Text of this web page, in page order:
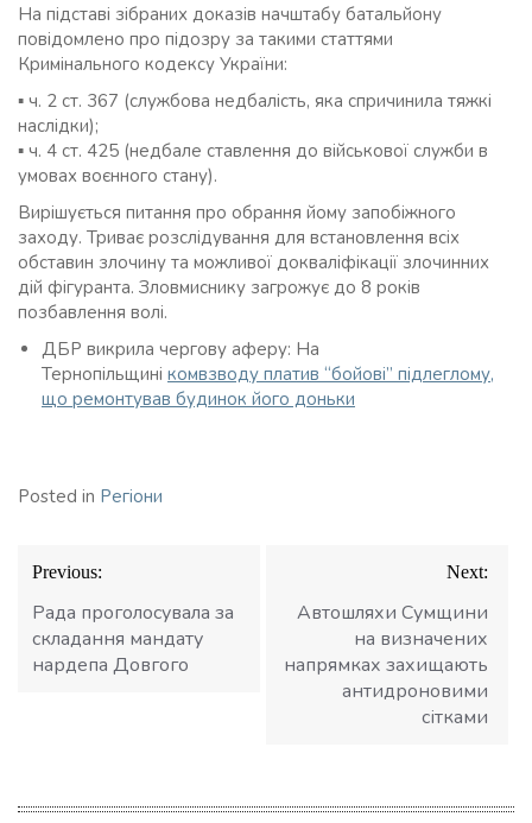
На підставі зібраних доказів начштабу батальйону
повідомлено про підозру за такими статтями
Кримінального кодексу України:
▪ ч. 2 ст. 367 (службова недбалість, яка спричинила тяжкі
наслідки);
▪ ч. 4 ст. 425 (недбале ставлення до військової служби в
умовах воєнного стану).
Вирішується питання про обрання йому запобіжного
заходу. Триває розслідування для встановлення всіх
обставин злочину та можливої докваліфікації злочинних
дій фігуранта. Зловмиснику загрожує до 8 років
позбавлення волі.
ДБР викрила чергову аферу: На
Тернопільщині комвзводу платив “бойові” підлеглому,
що ремонтував будинок його доньки
Posted in Регіони
Навігація
записів
Previous:
Рада проголосувала за
складання мандату
нардепа Довгого
Next:
Автошляхи Сумщини
на визначених
напрямках захищають
антидроновими
сітками